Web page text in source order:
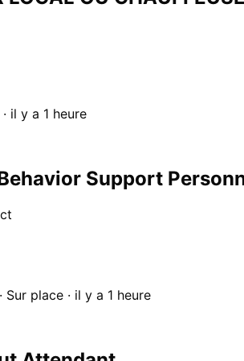
il y a 1 heure
Support
Sur place · il y a 1 heure